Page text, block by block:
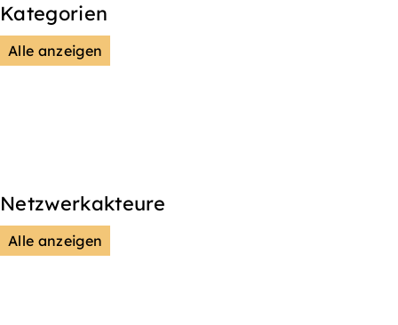
Kategorien
Alle anzeigen
Netzwerkakteure
Alle anzeigen